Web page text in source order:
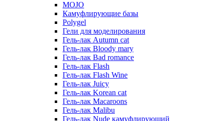
MOJO
Камуфлирующие базы
Polygel
Гели для моделирования
Гель-лак Autumn cat
Гель-лак Bloody mary
Гель-лак Bad romance
Гель-лак Flash
Гель-лак Flash Wine
Гель-лак Juicy
Гель-лак Korean cat
Гель-лак Macaroons
Гель-лак Malibu
Гель-лак Nude камуфлирующий